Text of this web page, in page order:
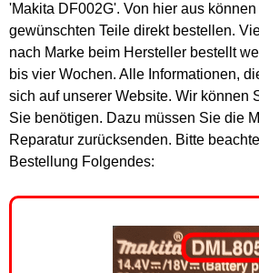
'Makita DF002G'. Von hier aus
gewünschten Teile direkt bestellen.
nach Marke beim Hersteller bestellt
bis vier Wochen. Alle Informationen,
sich auf unserer Website. Wir können
Sie benötigen. Dazu müssen Sie die
Reparatur zurücksenden. Bitte
Bestellung Folgendes: